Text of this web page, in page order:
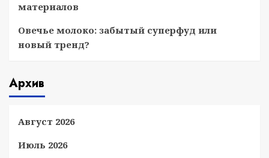
материалов
Овечье молоко: забытый суперфуд или
новый тренд?
Архив
Август 2026
Июль 2026